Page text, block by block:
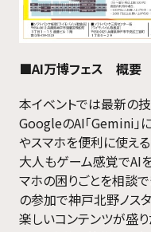
■AI万博フェス 概要
本イベントでは最新の技
GoogleのAI「Gemini」
やスマホを便利に使える
大人もゲーム感覚でAI
マホの困りごとを相談で
の参加で神戸北野ノス
楽しいコンテンツが盛り